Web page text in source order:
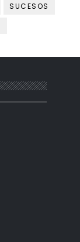
SUCESOS